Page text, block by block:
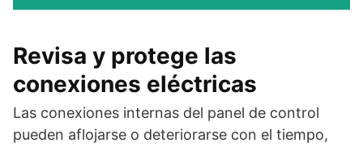
Revisa y protege las
conexiones eléctricas
Las conexiones internas del panel de control
pueden aflojarse o deteriorarse con el tiempo,